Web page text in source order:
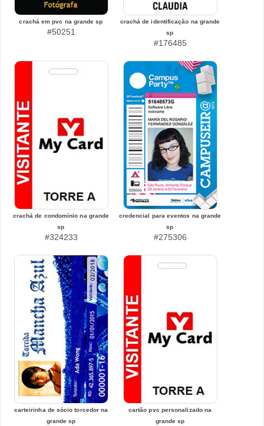
crachá em pvc na grande sp
#50251
crachá de identificação na grande
sp
#176485
crachá de condomínio na grande
sp
#324233
credencial para eventos na grande
sp
#275306
carteirinha de sócio torcedor na
grande sp
cartão pvc personalizado na
grande sp